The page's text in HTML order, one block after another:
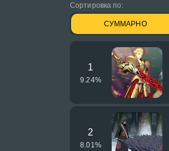
Сортировка по:
СУММАРНО
1
9.24%
2
8.01 %